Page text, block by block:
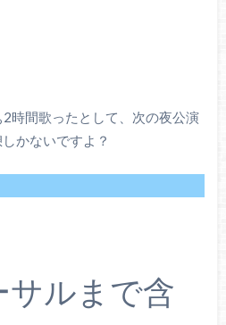
時間歌ったとして、次の夜公演
かないですよ？
ルまで含